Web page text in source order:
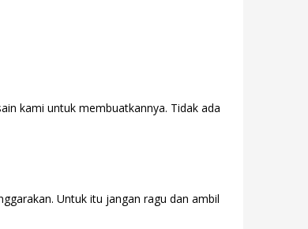
kami untuk membuatkannya. Tidak ada
Untuk itu jangan ragu dan ambil